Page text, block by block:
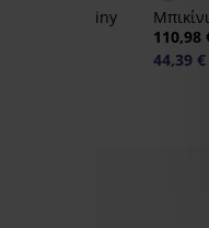
Shiny
110,98
44,39 €